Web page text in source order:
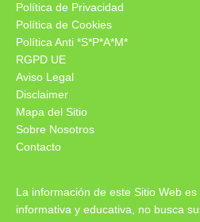
Política de Privacidad
Política de Cookies
Política Anti *S*P*A*M*
RGPD UE
Aviso Legal
Disclaimer
Mapa del Sitio
Sobre Nosotros
Contacto
La información de este Sitio Web
informativa y educativa, no busca